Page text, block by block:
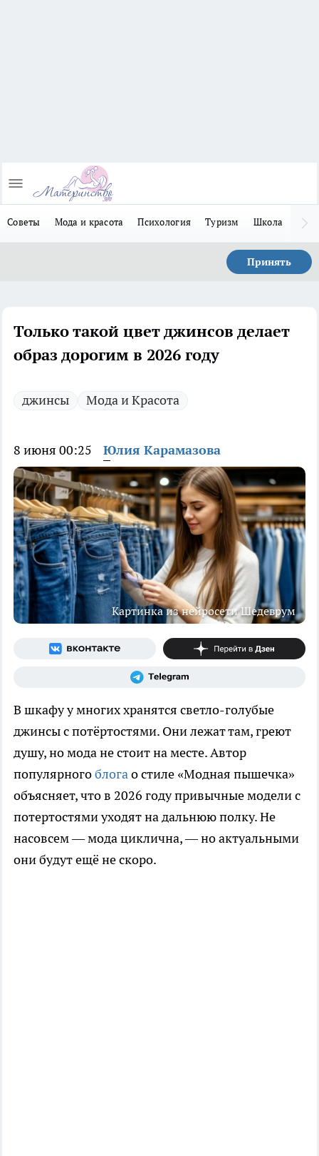
Советы Мода и красота Психология Туризм Школа
Принять
Только такой цвет джинсов делает
образ дорогим в 2026 году
джинсы Мода и Красота
8 июня 00:25 Юлия Карамазова
Картинка из нейросети Шедеврум
В шкафу у многих хранятся светло-голубые
джинсы с потёртостями. Они лежат там, греют
душу, но мода не стоит на месте. Автор
популярногоблогао стиле «Модная пышечка»
объясняет, что в 2026 году привычные модели с
потертостями уходят на дальнюю полку. Не
насовсем — мода циклична, — но актуальными
они будут ещё не скоро.